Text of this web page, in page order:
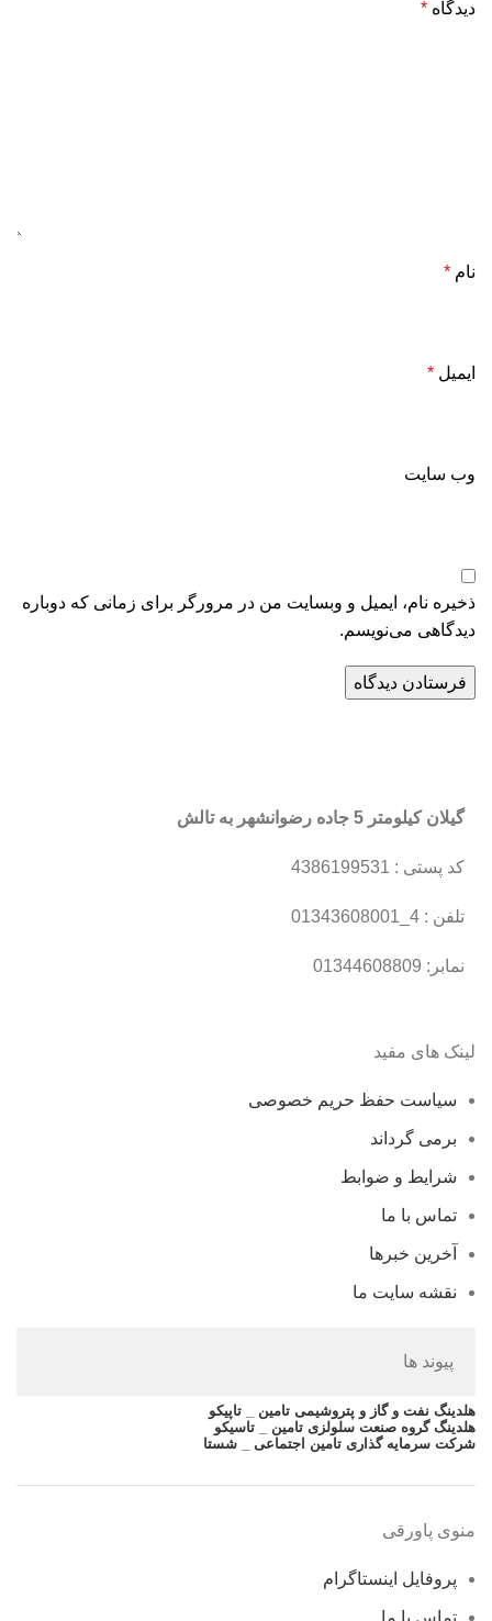
دیدگاه *
نام *
ایمیل *
وب‌ سایت
ذخیره نام، ایمیل و وبسایت من در مرورگر برای زمانی که دوباره
دیدگاهی می‌نویسم.
گیلان کیلومتر 5 جاده رضوانشهر به تالش
کد پستی : 4386199531
تلفن : 4_01343608001
نمابر: 01344608809
لینک های مفید
سیاست حفظ حریم خصوصی
برمی گرداند
شرایط و ضوابط
تماس با ما
آخرین خبرها
نقشه سایت ما
پیوند ها
هلدینگ نفت و گاز و پتروشیمی تامین _ تاپیکو
هلدینگ گروه صنعت سلولزی تامین _ تاسیکو
شرکت سرمایه گذاری تامین اجتماعی _ شستا
منوی پاورقی
پروفایل اینستاگرام
تماس با ما